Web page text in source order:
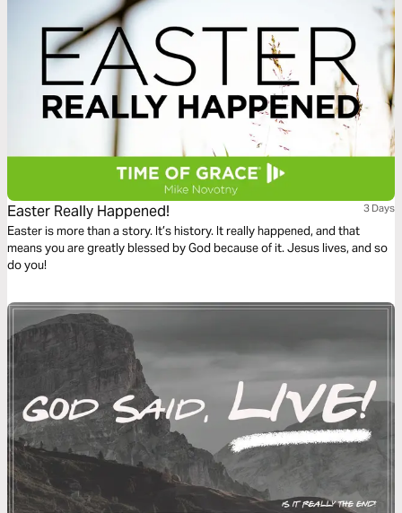
Easter Really Happened! 3 Days
Easter is more than a story. It’s history. It really happened, and that
means you are greatly blessed by God because of it. Jesus lives, and so
do you!